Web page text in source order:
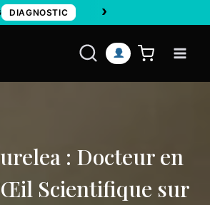
DIAGNOSTIC ›
: Docteur en
Scientifique sur